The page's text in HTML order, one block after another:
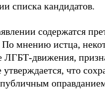
списка кандидатов.
содержатся
мнению истца,
ЛГБТ-движения,
утверждается, что